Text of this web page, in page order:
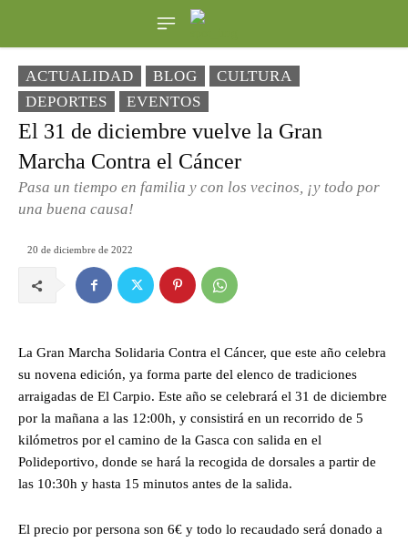
ACTUALIDAD BLOG
CULTURA
DEPORTES
EVENTOS
El 31 de diciembre vuelve la Gran
Marcha Contra el Cáncer
Pasa un tiempo en familia y con los vecinos, ¡y todo por
una buena causa!
20 de diciembre de 2022
La Gran Marcha Solidaria Contra el Cáncer, que este año celebra
su novena edición, ya forma parte del elenco de tradiciones
arraigadas de El Carpio. Este año se celebrará el 31 de diciembre
por la mañana a las 12:00h, y consistirá en un recorrido de 5
kilómetros por el camino de la Gasca con salida en el
Polideportivo, donde se hará la recogida de dorsales a partir de
las 10:30h y hasta 15 minutos antes de la salida.
El precio por persona son 6€ y todo lo recaudado será donado a